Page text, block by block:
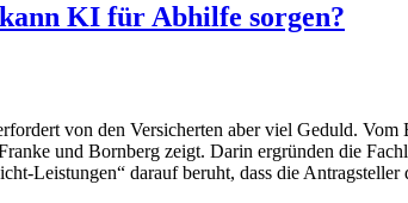
KI für Abhilfe sorgen?
von den Versicherten aber viel Geduld.
und Bornberg zeigt. Darin ergründen die
Leistungen“ darauf beruht, dass die